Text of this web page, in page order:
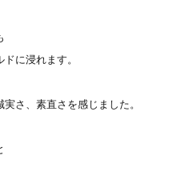
に浸れます。
さ、素直さを感じました。